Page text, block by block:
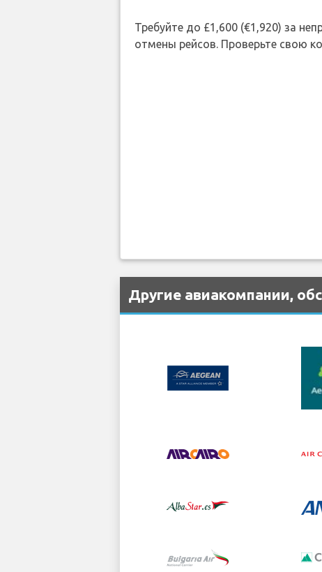
Требуйте до £1,600 (€1,920) за
отмены рейсов. Проверьте свою
Другие авиакомпании,